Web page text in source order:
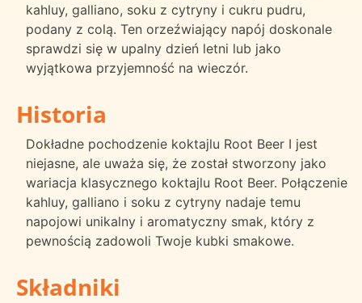
kahluy, galliano, soku z cytryny i cukru pudru,
podany z colą. Ten orzeźwiający napój doskonale
sprawdzi się w upalny dzień letni lub jako
wyjątkowa przyjemność na wieczór.
Historia
Dokładne pochodzenie koktajlu Root Beer I jest
niejasne, ale uważa się, że został stworzony jako
wariacja klasycznego koktajlu Root Beer. Połączenie
kahluy, galliano i soku z cytryny nadaje temu
napojowi unikalny i aromatyczny smak, który z
pewnością zadowoli Twoje kubki smakowe.
Składniki